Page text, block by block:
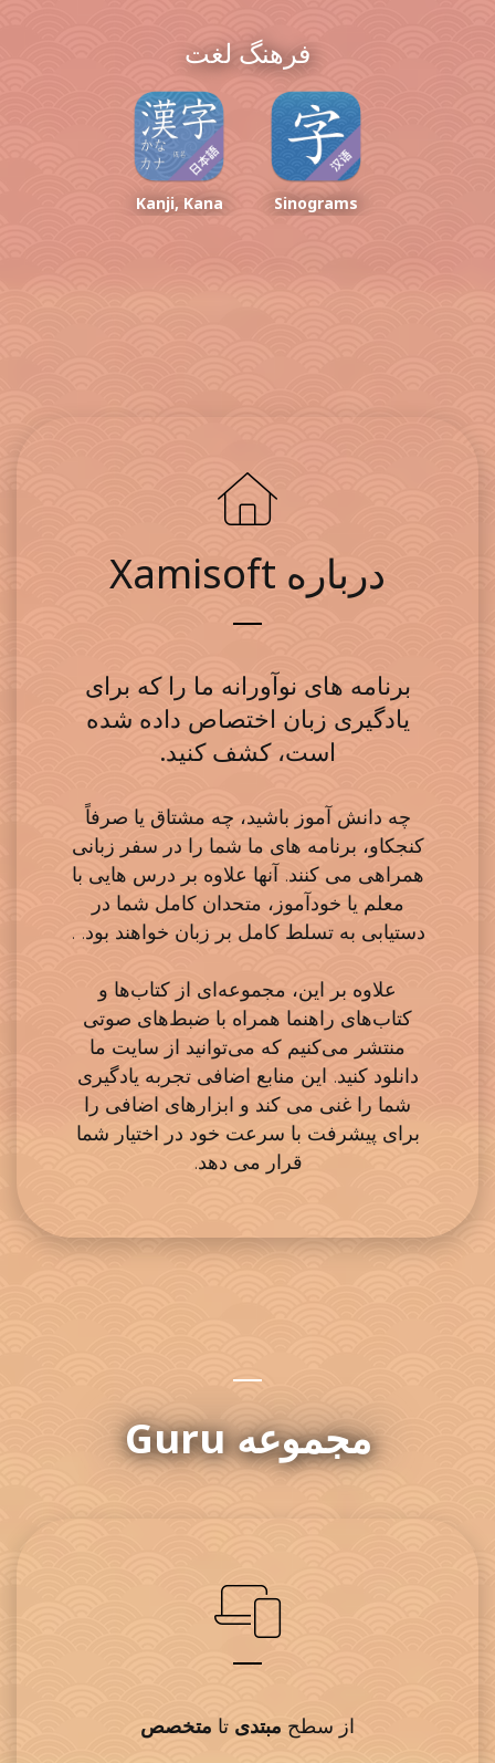
فرهنگ لغت
Sinograms
Kanji, Kana
درباره Xamisoft
برنامه های نوآورانه ما را که برای
یادگیری زبان اختصاص داده شده
است، کشف کنید.
چه دانش آموز باشید، چه مشتاق یا صرفاً
کنجکاو، برنامه های ما شما را در سفر زبانی
همراهی می کنند. آنها علاوه بر درس هایی با
معلم یا خودآموز، متحدان کامل شما در
دستیابی به تسلط کامل بر زبان خواهند بود. .
علاوه بر این، مجموعه‌ای از کتاب‌ها و
کتاب‌های راهنما همراه با ضبط‌های صوتی
منتشر می‌کنیم که می‌توانید از سایت ما
دانلود کنید. این منابع اضافی تجربه یادگیری
شما را غنی می کند و ابزارهای اضافی را
برای پیشرفت با سرعت خود در اختیار شما
قرار می دهد.
مجموعهGuru
از سطح مبتدی تا متخصص